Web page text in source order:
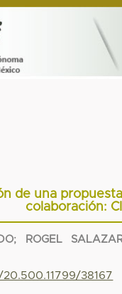
de una
colaboración:
; ROGEL
38167